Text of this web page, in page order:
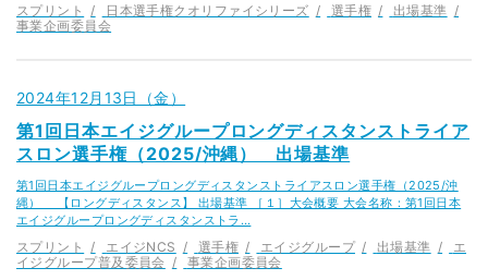
スプリント 日本選手権クオリファイシリーズ 選手権
出場基準
事業企画委員会
2024年12月13日（金）
第1回日本エイジグループロングディスタンストライア
スロン選手権（2025/沖縄） 出場基準
第1回日本エイジグループロングディスタンストライアスロン選手権（2025/沖
縄） 【ロングディスタンス】 出場基準 ［１］大会概要 大会名称：第1回日本
エイジグループロングディスタンストラ…
スプリント エイジNCS 選手権 エイジグループ 出場基準
エ
イジグループ普及委員会
事業企画委員会